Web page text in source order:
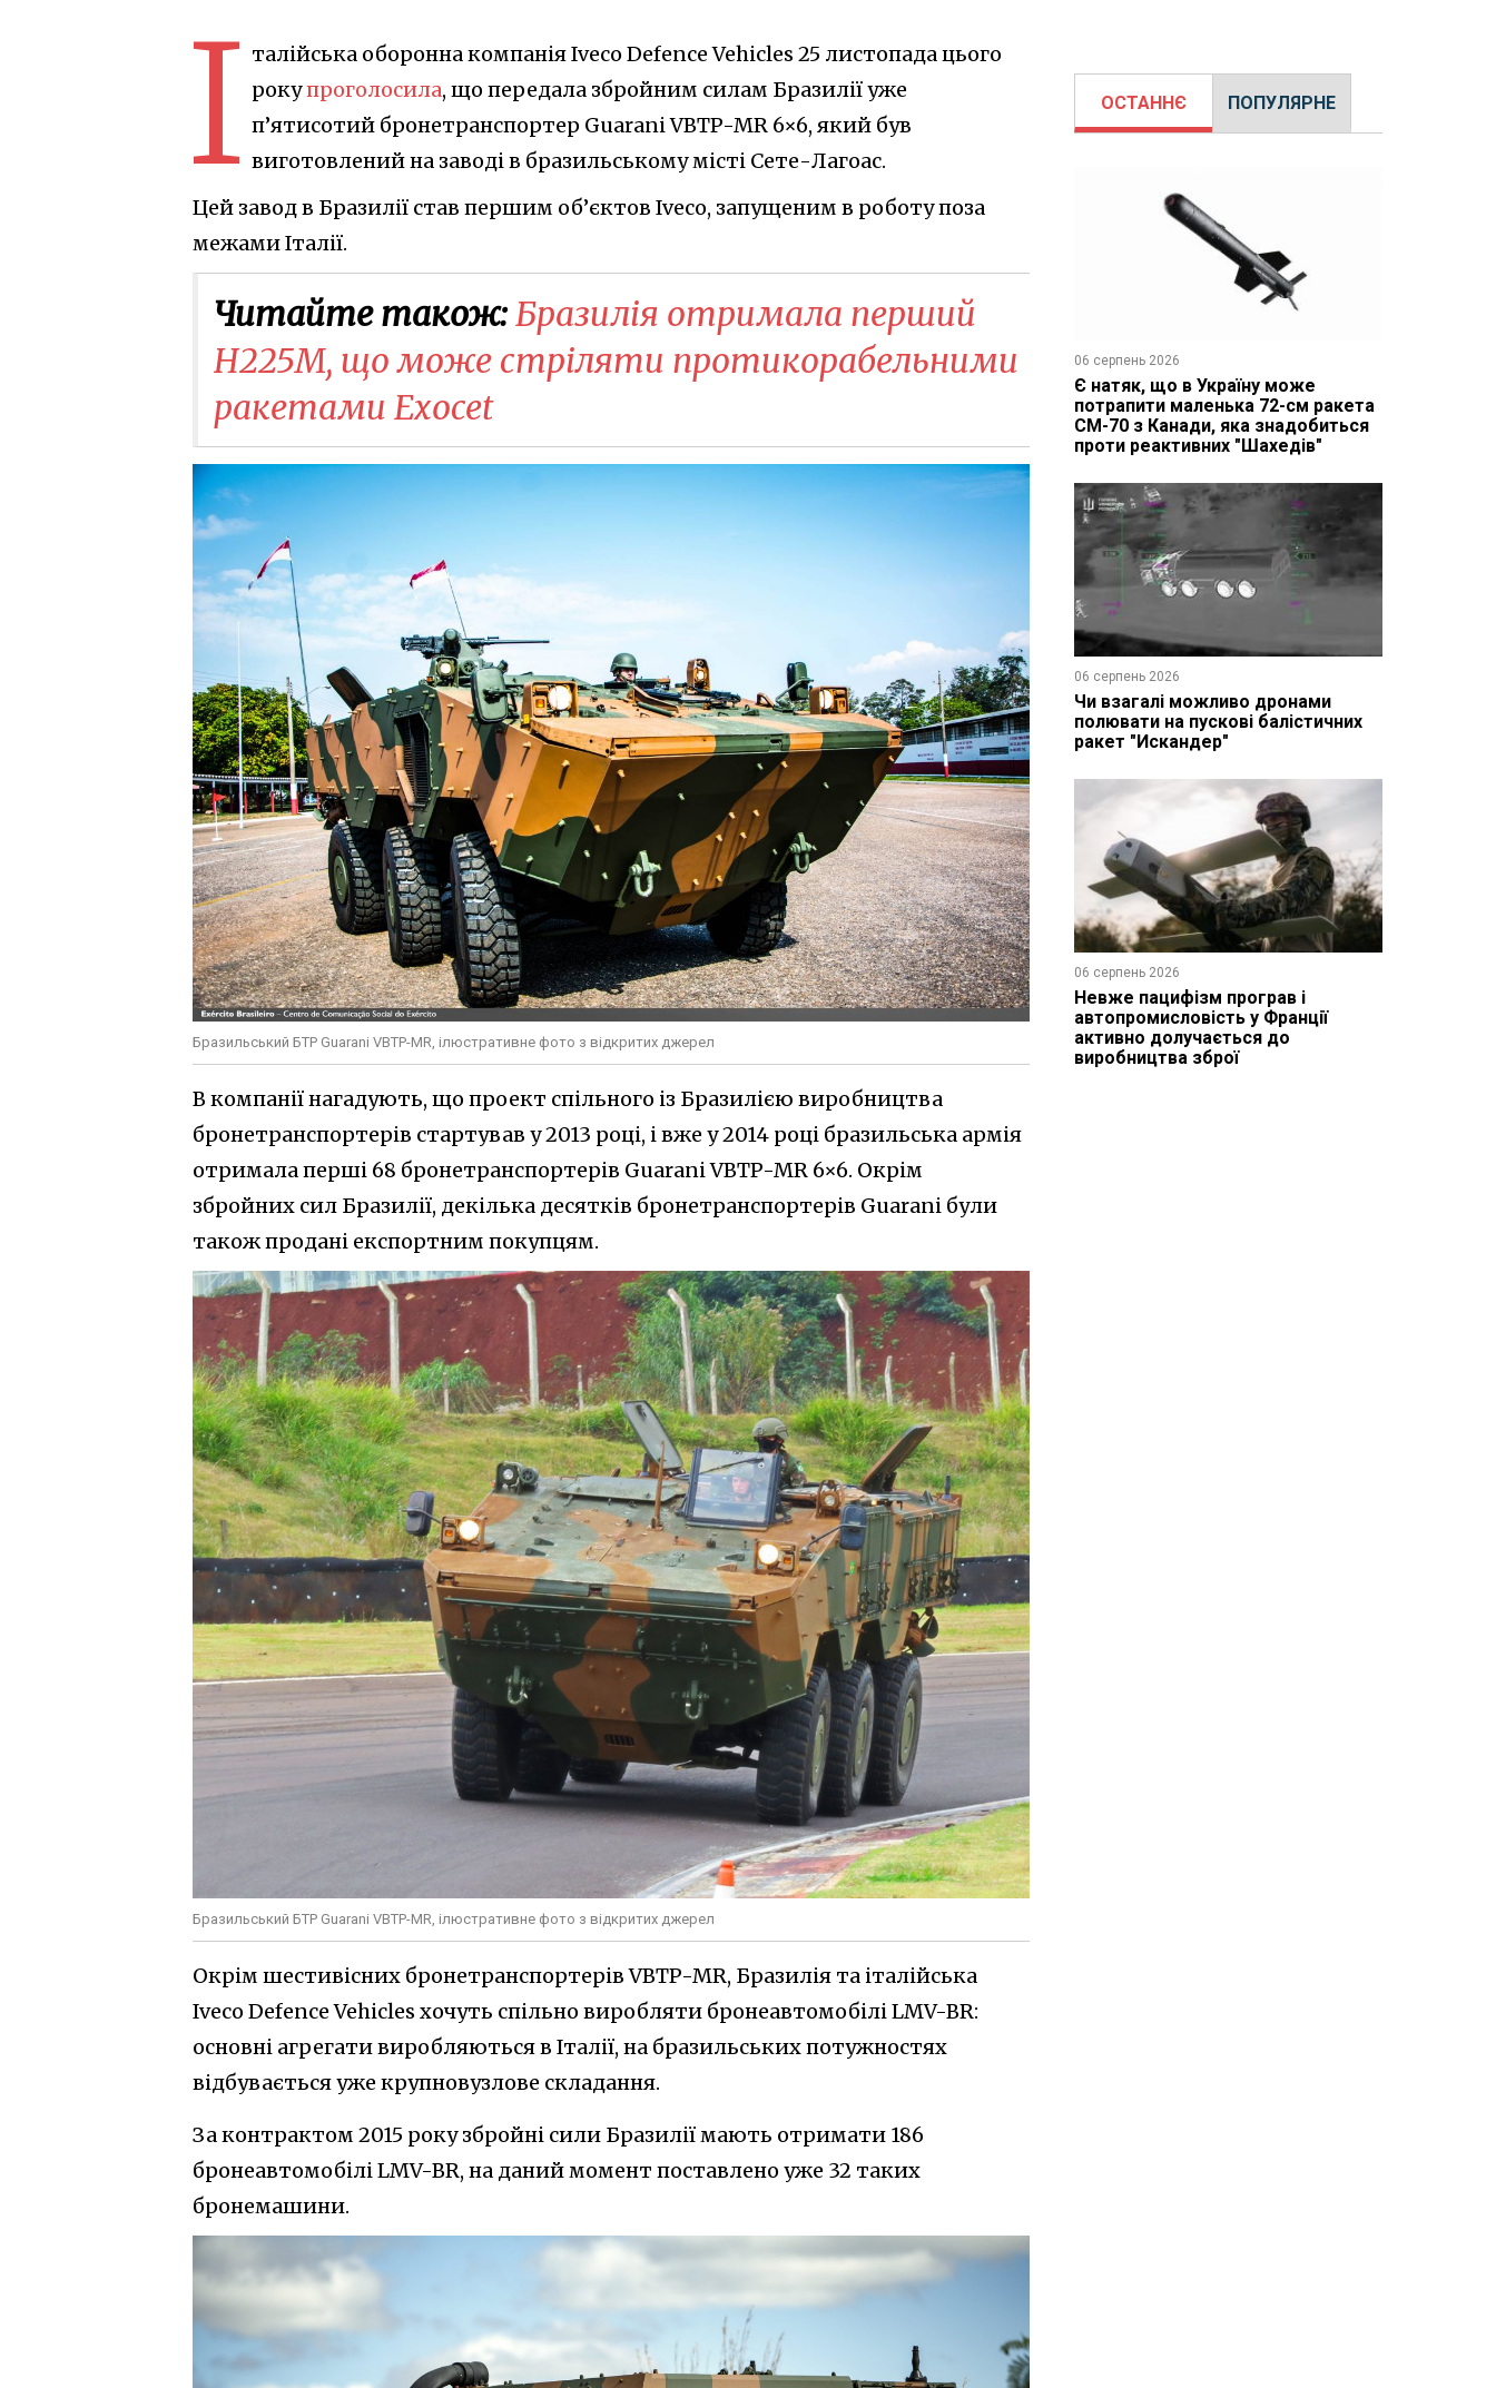
І талійська оборонна компанія Iveco Defence Vehicles 25 листопада цього
рокупроголосила, що передала збройним силам Бразилії уже
п’ятисотий бронетранспортер Guarani VBTP-MR 6×6, який був
виготовлений на заводі в бразильському місті Сете-Лагоас.
Цей завод в Бразилії став першим об’єктов Iveco, запущеним в роботу поза
межами Італії.
Читайте також:Бразилія отримала перший
H225M, що може стріляти протикорабельними
ракетами Exocet
Бразильський БТР Guarani VBTP-MR, ілюстративне фото з відкритих джерел
В компанії нагадують, що проект спільного із Бразилією виробництва
бронетранспортерів стартував у 2013 році, і вже у 2014 році бразильська армія
отримала перші 68 бронетранспортерів Guarani VBTP-MR 6×6. Окрім
збройних сил Бразилії, декілька десятків бронетранспортерів Guarani були
також продані експортним покупцям.
Бразильський БТР Guarani VBTP-MR, ілюстративне фото з відкритих джерел
Окрім шестивісних бронетранспортерів VBTP-MR, Бразилія та італійська
Iveco Defence Vehicles хочуть спільно виробляти бронеавтомобілі LMV-BR:
основні агрегати виробляються в Італії, на бразильських потужностях
відбувається уже крупновузлове складання.
За контрактом 2015 року збройні сили Бразилії мають отримати 186
бронеавтомобілі LMV-BR, на даний момент поставлено уже 32 таких
бронемашини.
ОСТАННЄ ПОПУЛЯРНЕ
06 серпень 2026
Є натяк, що в Україну може
потрапити маленька 72-см ракета
CM-70 з Канади, яка знадобиться
проти реактивних "Шахедів"
06 серпень 2026
Чи взагалі можливо дронами
полювати на пускові балістичних
ракет "Искандер"
06 серпень 2026
Невже пацифізм програв і
автопромисловість у Франції
активно долучається до
виробництва зброї